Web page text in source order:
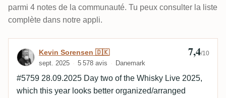
parmi 4 notes de la communauté. Tu peux consulter la liste
complète dans notre appli.
Avis de Kevin Sorensen 🇩🇰
Kevin Sorensen 🇩🇰
sept. 2025 5 578 avis Danemark
7,4/10
#5759 28.09.2025 Day two of the Whisky Live 2025,
which this year looks better organized/arranged